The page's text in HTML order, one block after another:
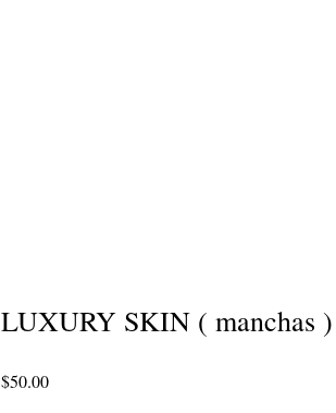
LUXURY SKIN ( manchas )
$50.00Precio